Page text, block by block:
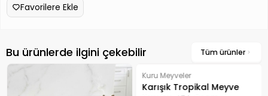
Favorilere Ekle
Bu ürünlerde ilgini çekebilir Tüm ürünler